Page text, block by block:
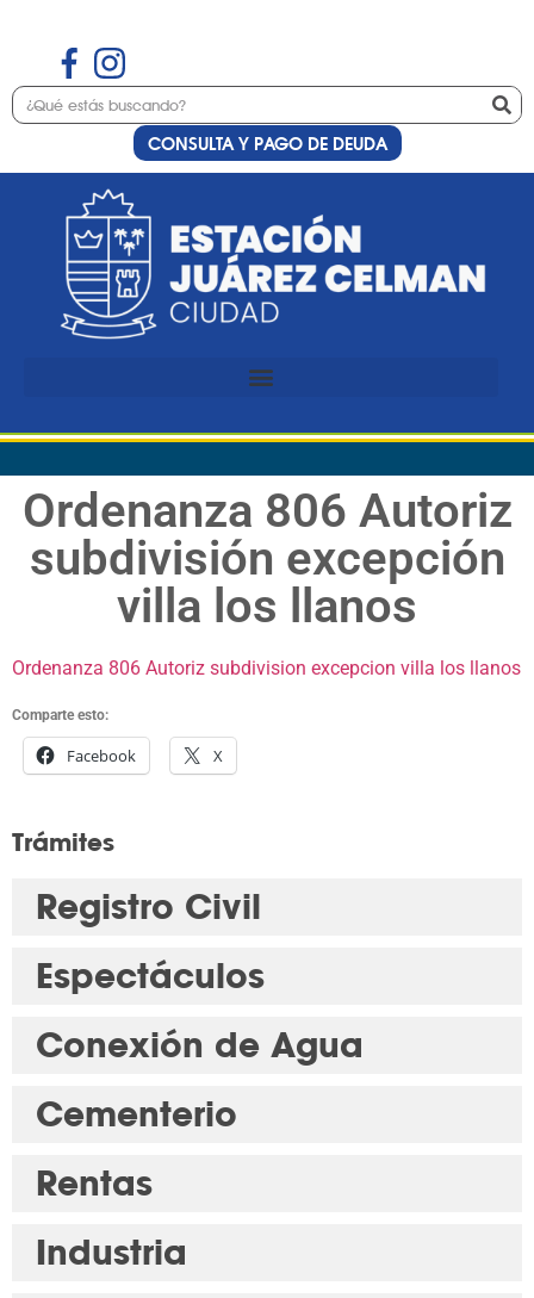
CONSULTA Y PAGO DE DEUDA
Ordenanza 806 Autoriz
subdivisión excepción
villa los llanos
Ordenanza 806 Autoriz subdivision excepcion villa los llanos
Comparte esto:
Facebook X
Trámites
Registro Civil
Espectáculos
Conexión de Agua
Cementerio
Rentas
Industria